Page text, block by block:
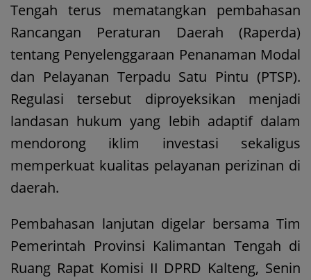
Tengah terus mematangkan pembahasan
Rancangan Peraturan Daerah (Raperda)
tentang Penyelenggaraan Penanaman Modal
dan Pelayanan Terpadu Satu Pintu (PTSP).
Regulasi tersebut diproyeksikan menjadi
landasan hukum yang lebih adaptif dalam
mendorong iklim investasi sekaligus
memperkuat kualitas pelayanan perizinan di
daerah.
Pembahasan lanjutan digelar bersama Tim
Pemerintah Provinsi Kalimantan Tengah di
Ruang Rapat Komisi II DPRD Kalteng, Senin